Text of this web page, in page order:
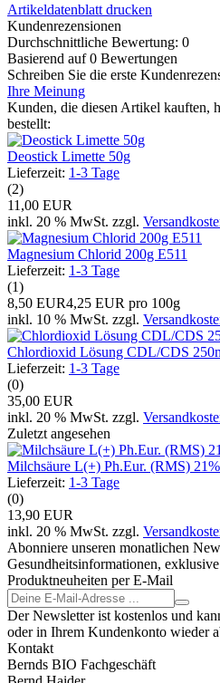
Artikeldatenblatt drucken
Kundenrezensionen
Durchschnittliche Bewertung: 0
Basierend auf 0 Bewertungen
Schreiben Sie die erste
Ihre Meinung
Kunden, die diesen Artikel kauften,
bestellt:
Deostick Limette 50g
Lieferzeit: 1-3 Tage
(2)
11,00 EUR
inkl. 20 % MwSt. zzgl.
Magnesium Chlorid 200g E511
Lieferzeit: 1-3 Tage
(1)
8,50 EUR4,25 EUR pro 100g
inkl. 10 % MwSt. zzgl.
Chlordioxid Lösung CDL/CDS
Lieferzeit: 1-3 Tage
(0)
35,00 EUR
inkl. 20 % MwSt. zzgl.
Zuletzt angesehen
Milchsäure L(+) Ph.Eur. (RMS)
Lieferzeit: 1-3 Tage
(0)
13,90 EUR
inkl. 20 % MwSt. zzgl.
Abonniere unseren monatlichen
Gesundheitsinformationen,
Produktneuheiten per E-Mail
Der Newsletter ist kostenlos und
oder in Ihrem Kundenkonto wieder
Kontakt
Bernds BIO Fachgeschäft